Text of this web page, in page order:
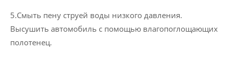
5.Смыть пену струей воды низкого давления.
Высушить автомобиль с помощью влагопоглощающих
полотенец.